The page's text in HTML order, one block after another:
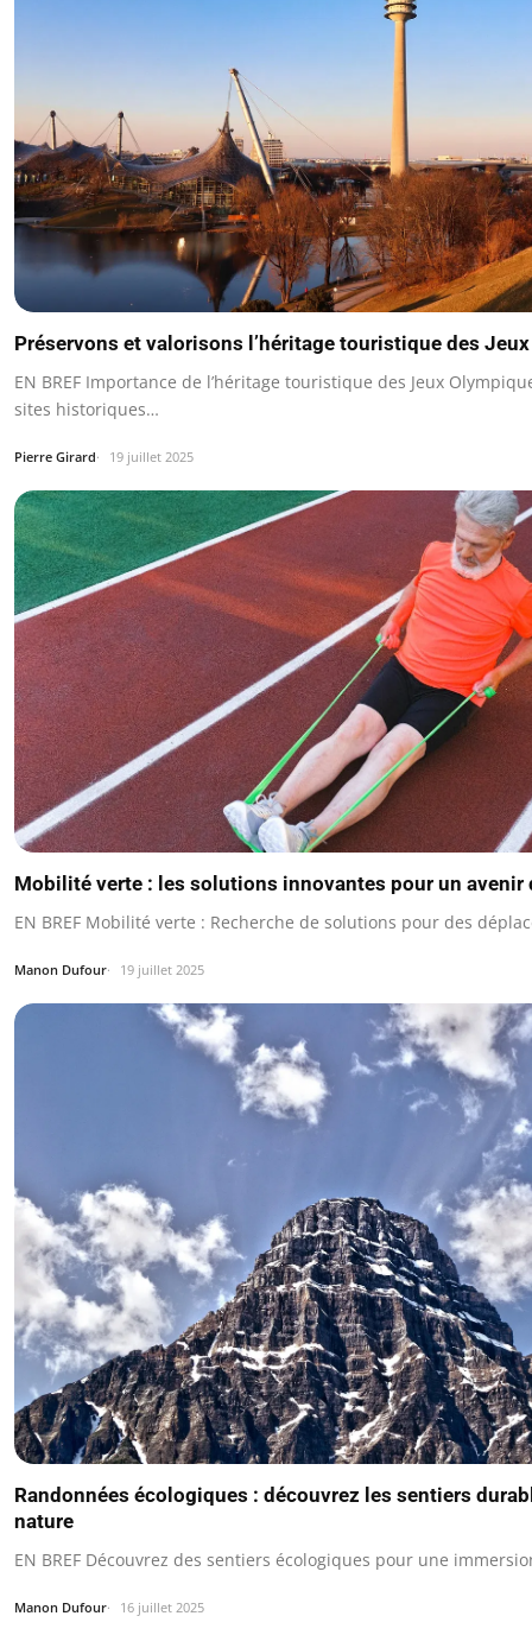
Préservons et valorisons l’héritage touristique des
EN BREF Importance de l’héritage touristique des Jeux
sites historiques…
Pierre Girard 19 juillet 2025
Mobilité verte : les solutions innovantes pour un avenir
EN BREF Mobilité verte : Recherche de solutions pour des
Manon Dufour 19 juillet 2025
Randonnées écologiques : découvrez les sentiers
nature
EN BREF Découvrez des sentiers écologiques pour une
Manon Dufour 16 juillet 2025